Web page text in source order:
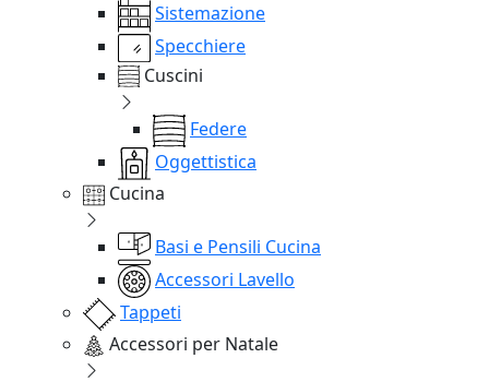
Sistemazione
Specchiere
Cuscini
Federe
Oggettistica
Cucina
Basi e Pensili Cucina
Accessori Lavello
Tappeti
Accessori per Natale